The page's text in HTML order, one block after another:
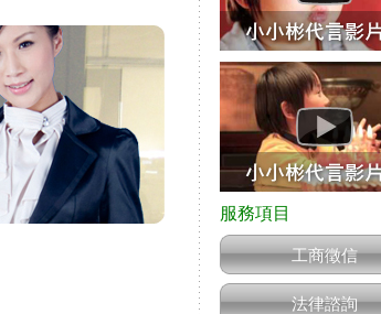
工商徵信
法律諮詢